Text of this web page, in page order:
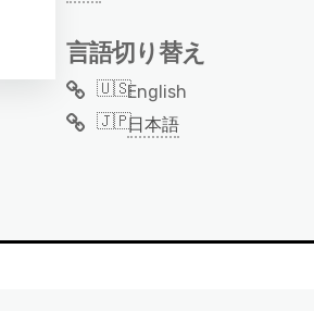
言語切り替え
English
日本語